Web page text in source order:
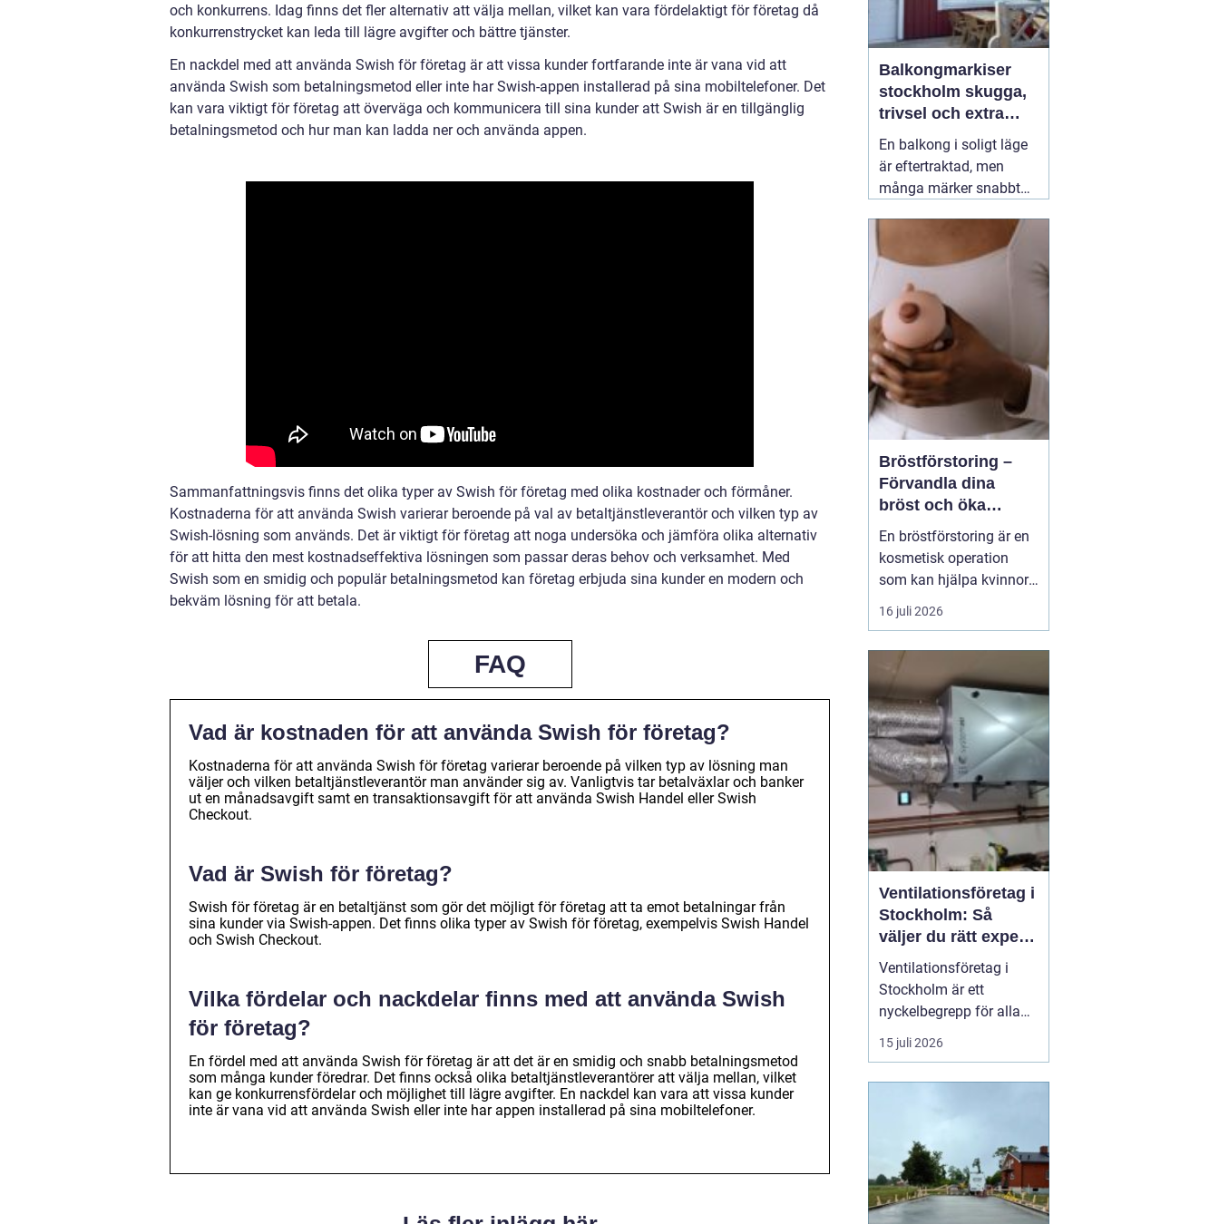
och konkurrens. Idag finns det fler alternativ att välja mellan, vilket kan vara fördelaktigt för företag då
konkurrenstrycket kan leda till lägre avgifter och bättre tjänster.
En nackdel med att använda Swish för företag är att vissa kunder fortfarande inte är vana vid att
använda Swish som betalningsmetod eller inte har Swish-appen installerad på sina mobiltelefoner. Det
kan vara viktigt för företag att överväga och kommunicera till sina kunder att Swish är en tillgänglig
betalningsmetod och hur man kan ladda ner och använda appen.
Sammanfattningsvis finns det olika typer av Swish för företag med olika kostnader och förmåner.
Kostnaderna för att använda Swish varierar beroende på val av betaltjänstleverantör och vilken typ av
Swish-lösning som används. Det är viktigt för företag att noga undersöka och jämföra olika alternativ
för att hitta den mest kostnadseffektiva lösningen som passar deras behov och verksamhet. Med
Swish som en smidig och populär betalningsmetod kan företag erbjuda sina kunder en modern och
bekväm lösning för att betala.
FAQ
Vad är kostnaden för att använda Swish för företag?
Kostnaderna för att använda Swish för företag varierar beroende på vilken typ av lösning man
väljer och vilken betaltjänstleverantör man använder sig av. Vanligtvis tar betalväxlar och banker
ut en månadsavgift samt en transaktionsavgift för att använda Swish Handel eller Swish
Checkout.
Vad är Swish för företag?
Swish för företag är en betaltjänst som gör det möjligt för företag att ta emot betalningar från
sina kunder via Swish-appen. Det finns olika typer av Swish för företag, exempelvis Swish Handel
och Swish Checkout.
Vilka fördelar och nackdelar finns med att använda Swish
för företag?
En fördel med att använda Swish för företag är att det är en smidig och snabb betalningsmetod
som många kunder föredrar. Det finns också olika betaltjänstleverantörer att välja mellan, vilket
kan ge konkurrensfördelar och möjlighet till lägre avgifter. En nackdel kan vara att vissa kunder
inte är vana vid att använda Swish eller inte har appen installerad på sina mobiltelefoner.
Balkongmarkiser
stockholm skugga,
trivsel och extra
rum utomhus
En balkong i soligt läge
är eftertraktad, men
många märker snabbt
under sommarhalvåret.
Glasräcken, mörka
reflekterande ytor gör att
solen ofta upplevs
starkare i Stockholm än
förväntat. Med
22 juli
2026
Bröstförstoring –
Förvandla dina
bröst och öka
självförtroendet
En bröstförstoring är en
kosmetisk operation
som kan hjälpa kvinnor
att uppnå de bröst de
alltid har drömt om.
om att återställa
volymen efter graviditet
och amning, korrigera
oj&a...
16 juli 2026
Ventilationsföretag i
Stockholm: Så
väljer du rätt expert
på frisk luft
Ventilationsföretag i
Stockholm är ett
nyckelbegrepp för alla
som vill ha bättre
inomhusluft, lägre
söker efter ett kunnigt
företag i huvudstaden
som kan hjälp...
15 juli 2026